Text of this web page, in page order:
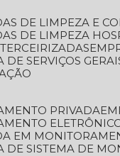
DE LIMPEZA E
DE LIMPEZA
DE SERVIÇOS
PRIVADA
EM
DE SISTEMA DE